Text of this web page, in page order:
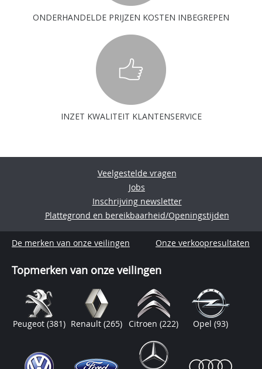
ONDERHANDELDE PRIJZEN KOSTEN INBEGREPEN
INZET KWALITEIT KLANTENSERVICE
Veelgestelde vragen
Jobs
Inschrijving newsletter
Plattegrond en bereikbaarheid/Openingstijden
De merken van onze veilingen Onze verkoopresultaten
Topmerken van onze veilingen
Peugeot (381) Renault (265) Citroen(222) Opel(93)